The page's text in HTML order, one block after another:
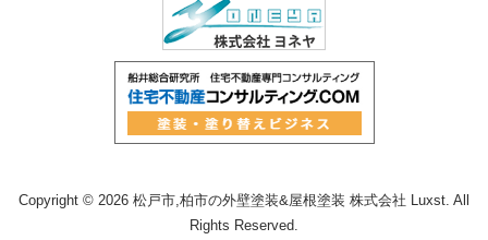
Copyright © 2026 松戸市,柏市の外壁塗装&屋根塗装 株式会社 Luxst. All
Rights Reserved.